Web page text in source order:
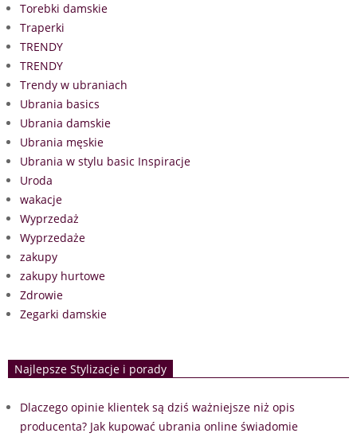
Torebki damskie
Traperki
TRENDY
TRENDY
Trendy w ubraniach
Ubrania basics
Ubrania damskie
Ubrania męskie
Ubrania w stylu basic Inspiracje
Uroda
wakacje
Wyprzedaż
Wyprzedaże
zakupy
zakupy hurtowe
Zdrowie
Zegarki damskie
Najlepsze Stylizacje i porady
Dlaczego opinie klientek są dziś ważniejsze niż opis
producenta? Jak kupować ubrania online świadomie